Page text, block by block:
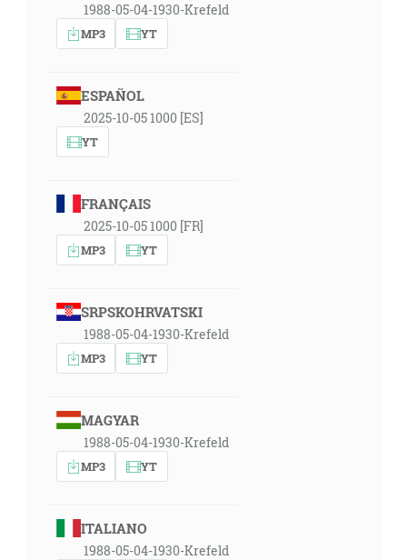
1988-05-04-1930-Krefeld
MP3 YT
ESPAÑOL
2025-10-05 1000 [ES]
YT
FRANÇAIS
2025-10-05 1000 [FR]
MP3 YT
SRPSKOHRVATSKI
1988-05-04-1930-Krefeld
MP3 YT
MAGYAR
1988-05-04-1930-Krefeld
MP3 YT
ITALIANO
1988-05-04-1930-Krefeld